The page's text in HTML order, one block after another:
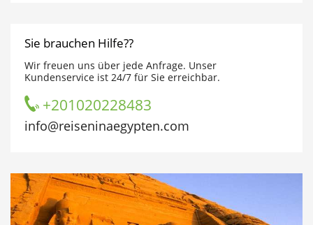
Sie brauchen Hilfe??
Wir freuen uns über jede Anfrage. Unser
Kundenservice ist 24/7 für Sie erreichbar.
+201020228483
info@reiseninaegypten.com